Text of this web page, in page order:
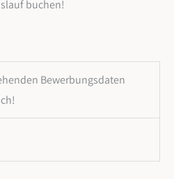
buchen!
Bewerbungsdaten